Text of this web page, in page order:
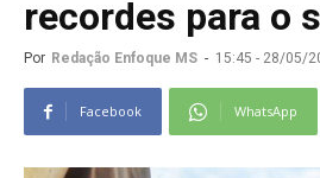
recordes para o
Por Redação Enfoque MS - 15:45 - 28/05/
Facebook WhatsApp